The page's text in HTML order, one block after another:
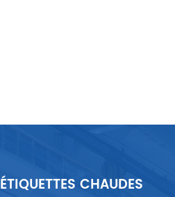
ÉTIQUETTES CHAUDES